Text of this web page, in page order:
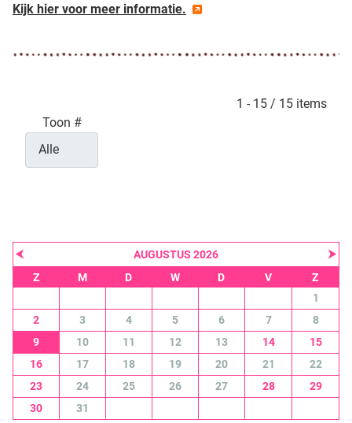
Kijk hier voor meer informatie.
1 - 15 / 15 items
Toon #
⮜ AUGUSTUS 2026 ⮞
Z M D W D V
Z
1
2
3 4 5 6 7
8
9
10 11 12 13 14
15
16
17 18 19 20 21
22
23
24 25 26 27 28
29
30
31